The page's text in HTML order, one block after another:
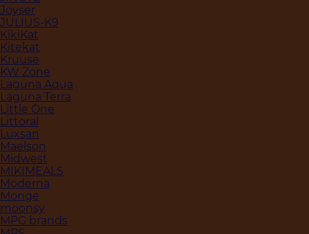
Joyser
JULIUS-K9
KikiKat
Kitekat
Kruuse
KW Zone
Laguna Aqua
Laguna Terra
Little One
Littoral
Luxsan
Maelson
Midwest
MIKIMEALS
Moderna
Monge
moonsy
MPG brands